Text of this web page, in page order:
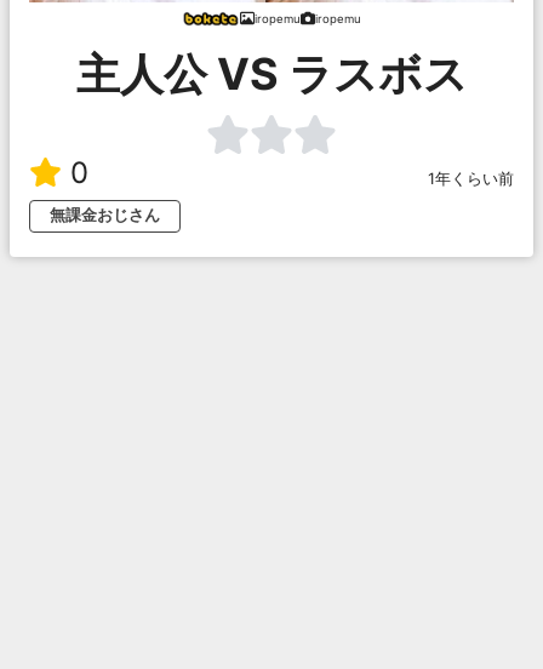
iropemu iropemu
主人公 VS ラスボス
0
1年くらい前
無課金おじさん